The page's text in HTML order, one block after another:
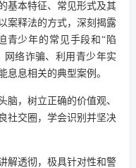
基本特征、常见形式及其
案释法的方式，深刻揭露
青少年的常见手段和“陷
网络诈骗、利用青少年实
息息相关的典型案例。
脑，树立正确的价值观、
社交圈，学会识别并坚决
解透彻，极具针对性和警